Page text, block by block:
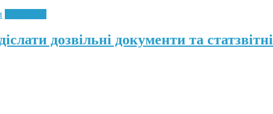
дозвільні документи та